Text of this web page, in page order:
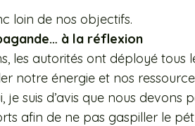
loin de nos objectifs.
à la réflexion
les autorités ont déployé
notre énergie et nos
je suis d’avis que nous devons
afin de ne pas gaspiller le